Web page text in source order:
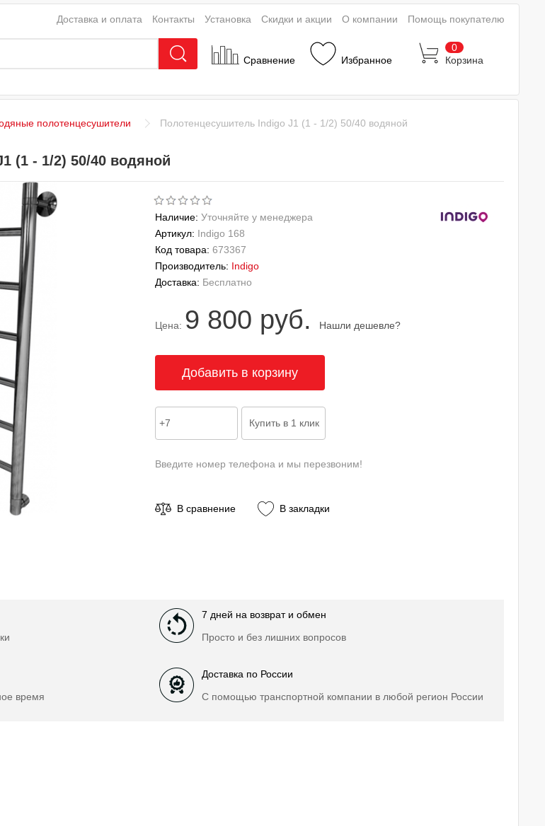
Сравнение Избранное
0
Корзина
Доставка и оплата Контакты Установка Скидки и акции О компании Помощь покупателю
полотенцесушители Полотенцесушитель Indigo J1 (1 - 1/2) 50/40 водяной
(1 - 1/2) 50/40 водяной
Наличие: Уточняйте у менеджера
Артикул: Indigo 168
Код товара: 673367
Производитель: Indigo
Доставка: Бесплатно
Цена: 9 800 руб. Нашли дешевле?
Введите номер телефона и мы перезвоним!
В сравнение В закладки
7 дней на возврат и обмен
Просто и без лишних вопросов
время
Доставка по России
С помощью транспортной компании в любой регион России